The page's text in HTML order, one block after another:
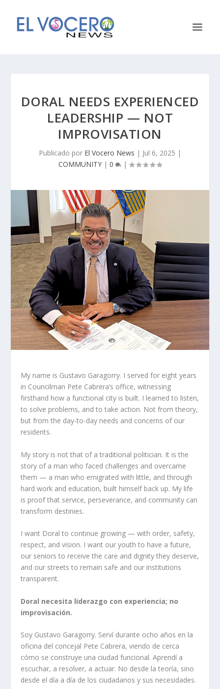
DORAL NEEDS EXPERIENCED
LEADERSHIP — NOT
IMPROVISATION
Publicado por El Vocero News | Jul 6, 2025 |
COMMUNITY | 0 |
My name is Gustavo Garagorry. I served for eight years
in Councilman Pete Cabrera’s office, witnessing
firsthand how a functional city is built. I learned to listen,
to solve problems, and to take action. Not from theory,
but from the day-to-day needs and concerns of our
residents.
My story is not that of a traditional politician. It is the
story of a man who faced challenges and overcame
them — a man who emigrated with little, and through
hard work and education, built himself back up. My life
is proof that service, perseverance, and community can
transform destinies.
I want Doral to continue growing — with order, safety,
respect, and vision. I want our youth to have a future,
our seniors to receive the care and dignity they deserve,
and our streets to remain safe and our institutions
transparent.
Doral necesita liderazgo con experiencia; no
improvisación.
Soy Gustavo Garagorry. Serví durante ocho años en la
oficina del concejal Pete Cabrera, viendo de cerca
cómo se construye una ciudad funcional. Aprendí a
escuchar, a resolver, a actuar. No desde la teoría, sino
desde el día a día de los ciudadanos y sus necesidades.